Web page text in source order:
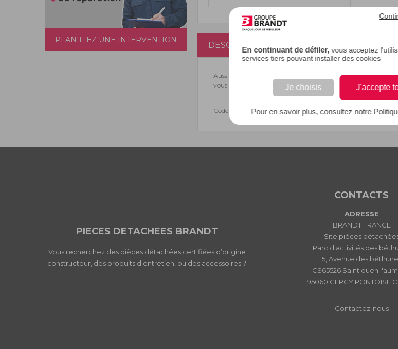
En continuant de défiler, vous acceptez
services tiers pouvant installer des cookies
Je choisis J'accepte
Pour en savoir plus, consultez notre
PLANIFIEZ UNE INTERVENTION
DESCRIPTION
Aussi appelé caoutchouc de porte, un joint de porte
vous retrouverez ainsi l'usage de votre appareil très
Code EAN : 3251431029253
PIECES DETACHEES BRANDT
Vous recherchez des pièces détachées certifiées d’origine
constructeur, des produits d'entretien, ou des accessoires ?
CONTACTS
ADRESSE
BRANDT FRANCE
Site pièces
Parc d'activités des
5, Avenue des
CS65526 Saint ouen
95060 CERGY PONTOISE
Contactez-nous